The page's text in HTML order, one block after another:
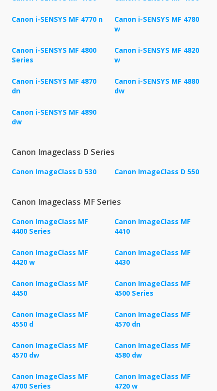
Canon i-SENSYS MF 4770 n
Canon i-SENSYS MF 4780
w
Canon i-SENSYS MF 4800
Series
Canon i-SENSYS MF 4820
w
Canon i-SENSYS MF 4870
dn
Canon i-SENSYS MF 4880
dw
Canon i-SENSYS MF 4890
dw
Canon Imageclass D Series
Canon ImageClass D 530 Canon ImageClass D 550
Canon Imageclass MF Series
Canon ImageClass MF
4400 Series
Canon ImageClass MF
4410
Canon ImageClass MF
4420 w
Canon ImageClass MF
4430
Canon ImageClass MF
4450
Canon ImageClass MF
4500 Series
Canon ImageClass MF
4550 d
Canon ImageClass MF
4570 dn
Canon ImageClass MF
4570 dw
Canon ImageClass MF
4580 dw
Canon ImageClass MF
4700 Series
Canon ImageClass MF
4720 w